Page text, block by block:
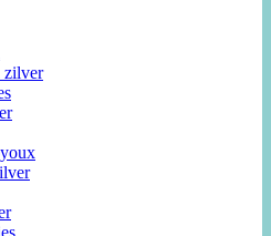
zilver